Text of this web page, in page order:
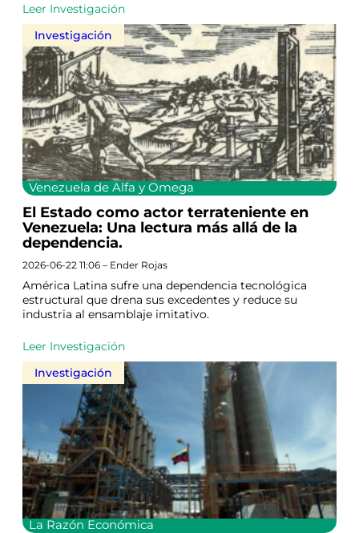
Leer Investigación
Investigación
Venezuela de Alfa y Omega
El Estado como actor terrateniente en
Venezuela: Una lectura más allá de la
dependencia.
2026-06-22 11:06 – Ender Rojas
América Latina sufre una dependencia tecnológica
estructural que drena sus excedentes y reduce su
industria al ensamblaje imitativo.
Leer Investigación
Investigación
La Razón Económica